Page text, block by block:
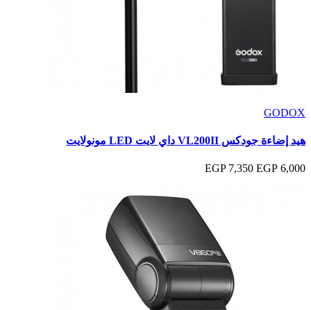
GODOX
هيد إضاءة جودكس VL200II داي لايت LED مونولايت
6,000 EGP
7,350 EGP